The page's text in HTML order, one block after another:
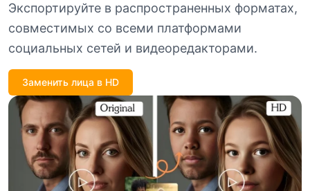
Экспортируйте в распространенных форматах,
совместимых со всеми платформами
социальных сетей и видеоредакторами.
Заменить лица в HD